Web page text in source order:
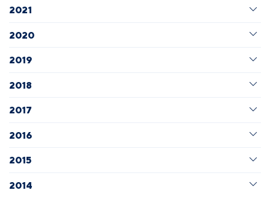
2021
2020
2019
2018
2017
2016
2015
2014